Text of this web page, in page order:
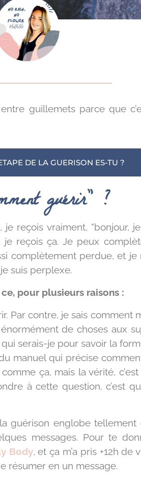
guillemets parce que
DE LA GUERISON ES-TU ?
guérir” ?
je reçois vraiment,
reçois ça. Je peux
complètement perdue, et
suis perplexe.
pour plusieurs raisons :
Par contre, je sais comment
de choses aux
qui serais-je pour savoir la
manuel qui précise
ça, mais la vérité,
à cette question, c’est
guérison englobe
messages. Pour te
Body, et ça m’a pris +12h
résumer en un message.